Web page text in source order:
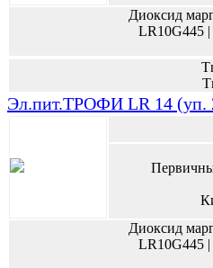
Диоксид
LR10G445
Эл.пит.ТРОФИ LR 14 (уп.
Диоксид
LR10G445